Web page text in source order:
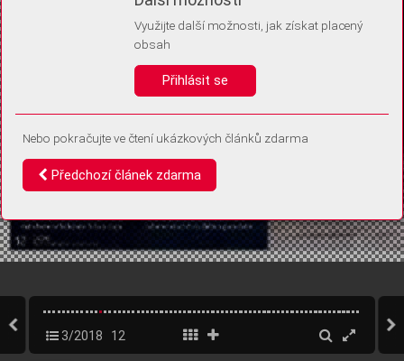
Vaše souhlasy a odmítnutí si ukládáme do vašeho zařízení, abychom se
vás už příště znovu neptali. Můžete je kdykoli později upravit ve Správě
3/2018 12
Využijte další možnosti, jak získat placený
obsah
Přihlásit se
Nebo pokračujte ve čtení ukázkových článků zdarma
Předchozí článek zdarma